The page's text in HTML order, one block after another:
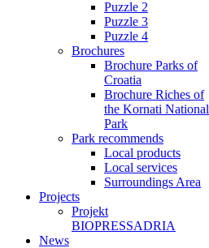
Puzzle 2
Puzzle 3
Puzzle 4
Brochures
Brochure Parks of
Croatia
Brochure Riches of
the Kornati National
Park
Park recommends
Local products
Local services
Surroundings Area
Projects
Projekt
BIOPRESSADRIA
News